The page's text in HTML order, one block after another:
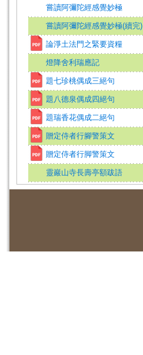
嘗讀阿彌陀經感覺妙極
嘗讀阿彌陀經感覺妙極(續完)
論淨土法門之緊要資糧
燈降舍利瑞應記
題七珍桃偶成三絕句
題八德泉偶成四絕句
題瑞香花偶成二絕句
贈定侍者行腳警策文
贈定侍者行脚警策文
靈巖山寺長壽亭額跋語